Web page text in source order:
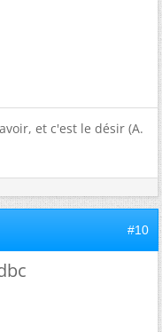
et c'est le désir (A.
#10